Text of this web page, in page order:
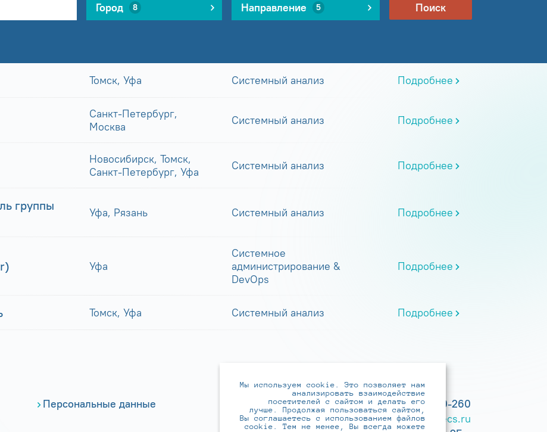
Город 8 Направление 5 Поиск
Томск, Уфа Системный анализ Подробнее
Санкт-Петербург,
Москва
Системный анализ Подробнее
Новосибирск, Томск,
Санкт-Петербург, Уфа
Системный анализ Подробнее
группы
Уфа, Рязань Системный анализ Подробнее
Уфа
Системное
администрирование &
DevOps
Подробнее
Томск, Уфа Системный анализ Подробнее
Персональные данные
+7 (495) 737-6192, 8-800-250-0-260
practice@infotecs.ru ,hr@infotecs.ru
Мы используем cookie. Это позволяет нам
анализировать взаимодействие
посетителей с сайтом и делать его
лучше. Продолжая пользоваться сайтом,
Вы соглашаетесь с использованием файлов
cookie. Тем не менее, Вы всегда можете